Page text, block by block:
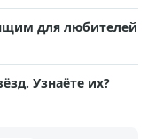
для любителей
Узнаёте их?